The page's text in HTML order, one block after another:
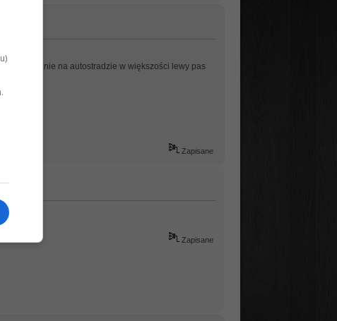
generalnie na autostradzie w większości lewy pas
Zapisane
Zapisane